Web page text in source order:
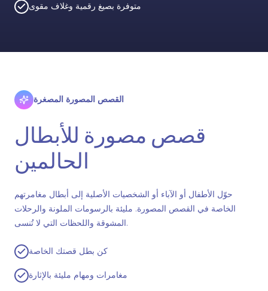
متوفرة بصيغ رقمية وغلاف مقوى
القصص المصورة المصغرة
قصص مصورة للأبطال
الحالمين
حوّل الأطفال أو الآباء أو الشخصيات الأصلية إلى أبطال مغامرتهم
الخاصة في القصص المصورة. مليئة بالرسومات الملونة والرحلات
المشوقة واللحظات التي لا تُنسى.
كن بطل قصتك الخاصة
مغامرات ومهام مليئة بالإثارة